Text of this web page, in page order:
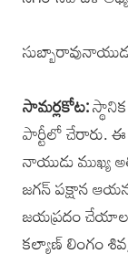
సామర్లకోట:
పార్టీలో చేరారు.
నాయుడు ముఖ్య
జగన్ పక్షాన
జయప్రదం చేయాలని
కల్యాణ్ లింగం